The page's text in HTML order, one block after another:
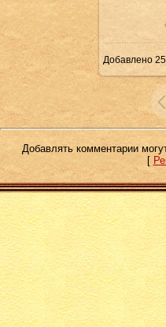
В
Добавлено
Добавлять комментарии
[